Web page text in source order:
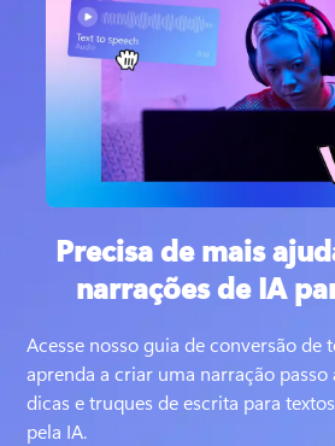
Precisa de mais
narrações de IA
Acesse nosso guia de conversão de
aprenda a criar uma narração passo
dicas e truques de escrita para
pela IA.